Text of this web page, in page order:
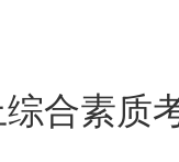
合素质